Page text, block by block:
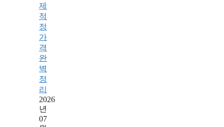
제
적
정
가
격
완
벽
정
리
2026
년
07